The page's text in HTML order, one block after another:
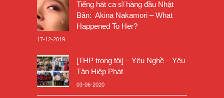
Tiếng hát ca sĩ hàng đầu Nhật
Bản: Akina Nakamori – What
Happened To Her?
17-12-2019
[THP trong tôi] – Yêu Nghề – Yêu
Tân Hiệp Phát
03-06-2020